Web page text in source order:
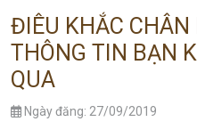
ĐIÊU KHẮC CHÂN
THÔNG TIN BẠN
QUA
Ngày đăng: 27/09/2019